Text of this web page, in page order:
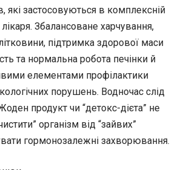
які застосовуються в комплексній
Збалансоване харчування,
підтримка здорової маси
та нормальна робота печінки й
елементами профілактики
порушень. Водночас слід
продукт чи “детокс-дієта” не
організм від “зайвих”
гормонозалежні захворювання.